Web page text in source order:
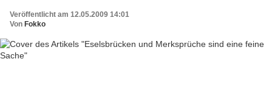
Veröffentlicht am 12.05.2009 14:01
Von Fokko